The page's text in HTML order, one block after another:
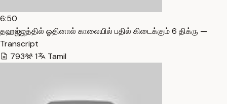
6:50
தஹஜ்ஜத்தில் ஓதினால் காலையில் பதில் கிடைக்கும் 6 திக்ரு —
Transcript
793
1 Tamil